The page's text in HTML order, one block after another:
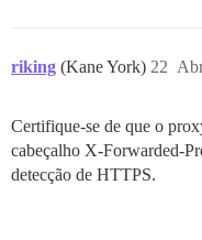
riking (Kane York) 22
Certifique-se de que o
cabeçalho X-Forwarded-
detecção de HTTPS.